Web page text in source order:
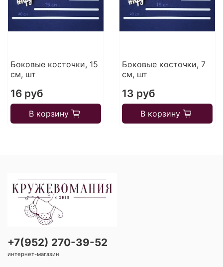
Боковые косточки, 15
см, шт
16 руб
В корзину
Боковые косточки, 7
см, шт
13 руб
В корзину
+7(952) 270-39-52
интернет-магазин